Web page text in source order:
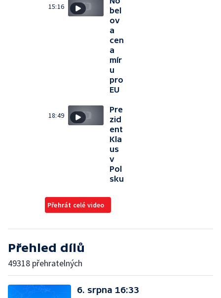
15:16
bel
ov
a
cen
a
mír
u
pro
EU
18:49
Pre
zid
ent
Kla
us
v
Pol
sku
Přehrát celé video
Přehled dílů
49318 přehratelných
6. srpna 16:33